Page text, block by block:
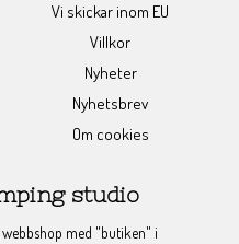
Vi skickar inom EU
Villkor
Nyheter
Nyhetsbrev
Om cookies
studio
med "butiken" i